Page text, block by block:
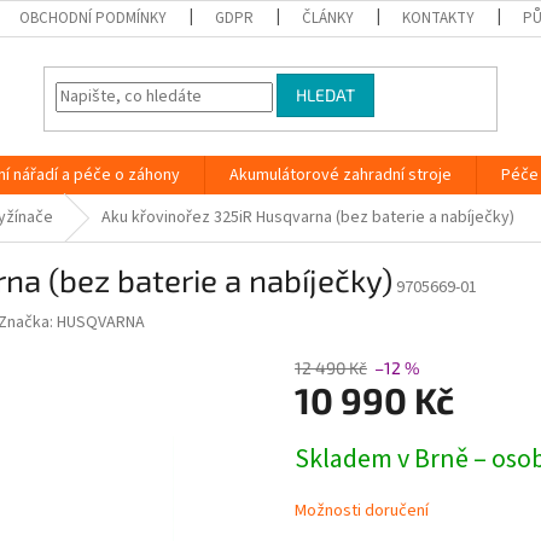
OBCHODNÍ PODMÍNKY GDPR ČLÁNKY KONTAKTY
HLEDAT
nářadí a péče o záhony Akumulátorové zahradní stroje
Aku křovinořez 325iR Husqvarna (bez baterie a nabíječky)
(bez baterie a nabíječky) 9705669-01
Značka:HUSQVARNA
12 490 Kč –12 %
10 990 Kč
cena:
Skladem v Brně –
Možnosti doručení